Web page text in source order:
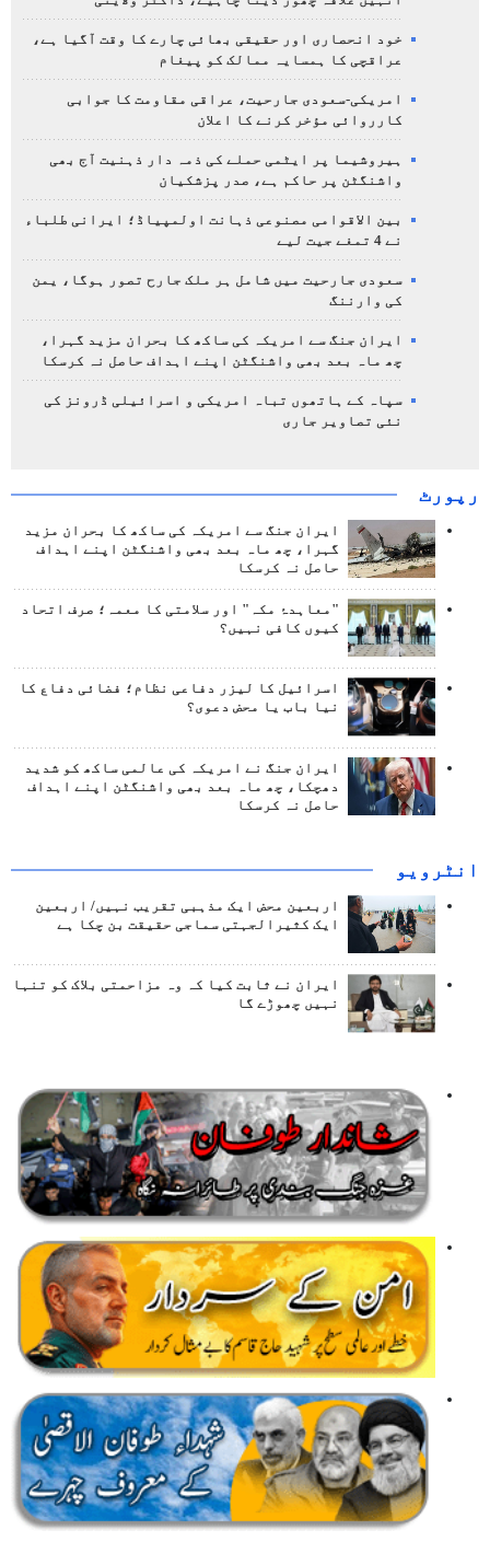
خود انحصاری اور حقیقی بھائی چارے کا وقت آگیا ہے،
عراقچی کا ہمسایہ ممالک کو پیغام
امریکی-سعودی جارحیت، عراقی مقاومت کا جوابی
کارروائی مؤخر کرنے کا اعلان
ہیروشیما پر ایٹمی حملے کی ذمہ دار ذہنیت آج بھی
واشنگٹن پر حاکم ہے، صدر پزشکیان
بین الاقوامی مصنوعی ذہانت اولمپیاڈ؛ ایرانی طلباء
نے 4 تمغے جیت لیے
سعودی جارحیت میں شامل ہر ملک جارح تصور ہوگا، یمن
کی وارننگ
ایران جنگ سے امریکہ کی ساکھ کا بحران مزید گہرا،
چھ ماہ بعد بھی واشنگٹن اپنے اہداف حاصل نہ کرسکا
سپاہ کے ہاتھوں تباہ امریکی و اسرائیلی ڈرونز کی
نئی تصاویر جاری
رپورٹ
ایران جنگ سے امریکہ کی ساکھ کا بحران مزید
گہرا، چھ ماہ بعد بھی واشنگٹن اپنے اہداف
حاصل نہ کرسکا
"معاہدۂ مکہ" اور سلامتی کا معمہ؛ صرف اتحاد
کیوں کافی نہیں؟
اسرائیل کا لیزر دفاعی نظام؛ فضائی دفاع کا
نیا باب یا محض دعوی؟
ایران جنگ نے امریکہ کی عالمی ساکھ کو شدید
دھچکا، چھ ماہ بعد بھی واشنگٹن اپنے اہداف
حاصل نہ کرسکا
انٹرويو
اربعین محض ایک مذہبی تقریب نہیں/ اربعین
ایک کثیرالجہتی سماجی حقیقت بن چکا ہے
ایران نے ثابت کیا کہ وہ مزاحمتی بلاک کو تنہا
نہیں چھوڑے گا